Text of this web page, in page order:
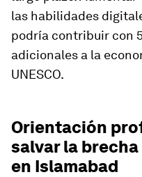
las habilidades
podría contribuir con
adicionales a la
UNESCO.
Orientación
salvar la
en Islamabad